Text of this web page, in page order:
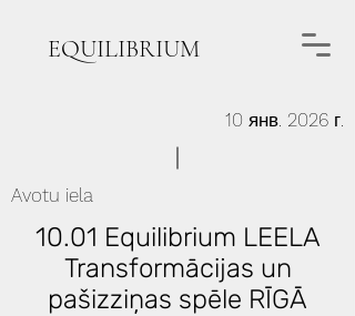
EQUILIBRIUM
10 янв. 2026 г.
Avotu iela
10.01 Equilibrium LEELA
Transformācijas un
pašizziņas spēle RĪGĀ